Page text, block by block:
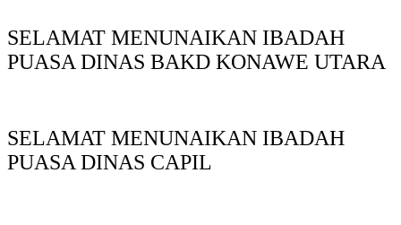
SELAMAT MENUNAIKAN IBADAH
PUASA DINAS BAKD KONAWE UTARA
SELAMAT MENUNAIKAN IBADAH
PUASA DINAS CAPIL